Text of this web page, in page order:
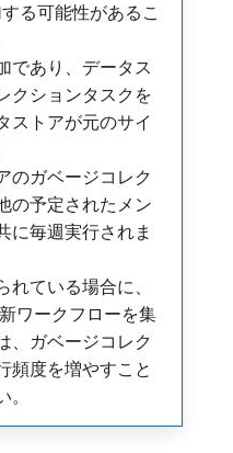
る可能性があるこ
であり、データス
クションタスクを
ストアが元のサイ
のガベージコレク
の予定されたメン
に毎週実行されま
れている場合に、
ワークフローを集
、ガベージコレク
頻度を増やすこと